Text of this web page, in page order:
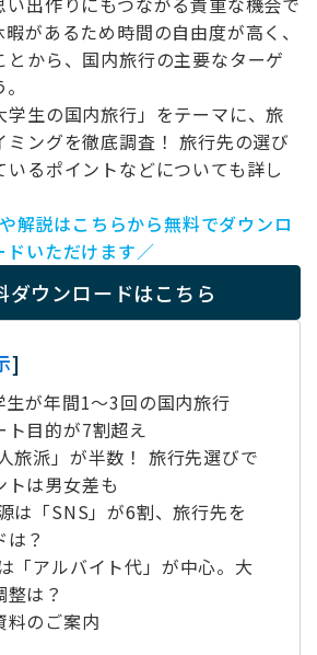
があるため時間の自由度が高く、
から、国内旅行の主要なターゲ
学生の国内旅行」をテーマに、旅
ングを徹底調査！ 旅行先の選び
るポイントなどについても詳し
解説はこちらから無料でダウンロ
ドいただけます／
ダウンロードはこちら
]
生が年間1〜3回の国内旅行
ト目的が7割超え
旅派」が半数！ 旅行先選びで
トは男女差も
は「SNS」が6割、旅行先を
？
「アルバイト代」が中心。大
は？
料のご案内